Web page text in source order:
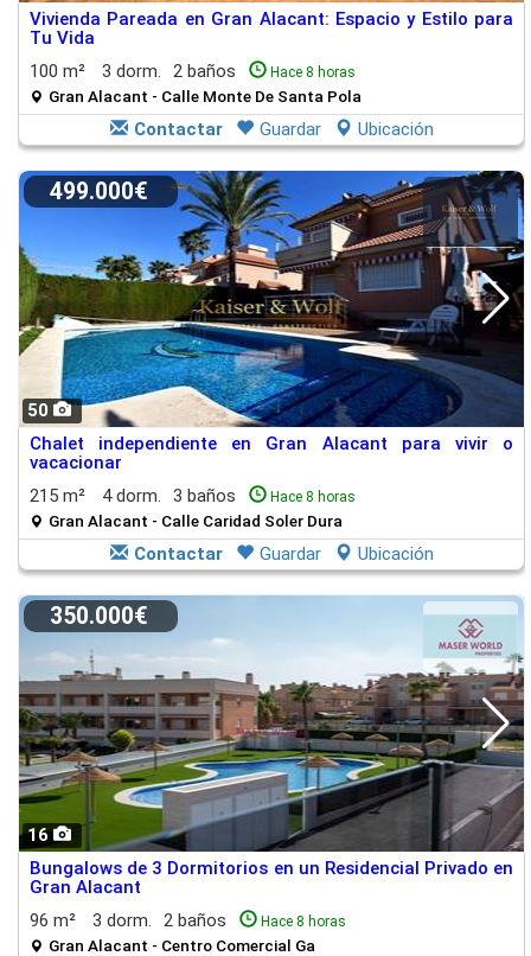
Vivienda Pareada en Gran Alacant: Espacio y Estilo para
Tu Vida
100 m²
3 dorm. 2 baños Hace 8 horas
Gran Alacant - Calle Monte De Santa Pola
Contactar Guardar Ubicación
50
499.000€
Chalet independiente en Gran Alacant para vivir o
vacacionar
215 m²
4 dorm. 3 baños Hace 8 horas
Gran Alacant - Calle Caridad Soler Dura
Contactar Guardar Ubicación
16
350.000€
Bungalows de 3 Dormitorios en un Residencial Privado en
Gran Alacant
96 m²
3 dorm. 2 baños Hace 8 horas
Gran Alacant - Centro Comercial Ga